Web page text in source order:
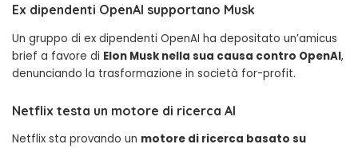
Ex dipendenti OpenAI supportano Musk
Un gruppo di ex dipendenti OpenAI ha depositato un’amicus
brief a favore di Elon Musk nella sua causa contro OpenAI,
denunciando la trasformazione in società for-profit.
Netflix testa un motore di ricerca AI
Netflix sta provando un motore di ricerca basato su